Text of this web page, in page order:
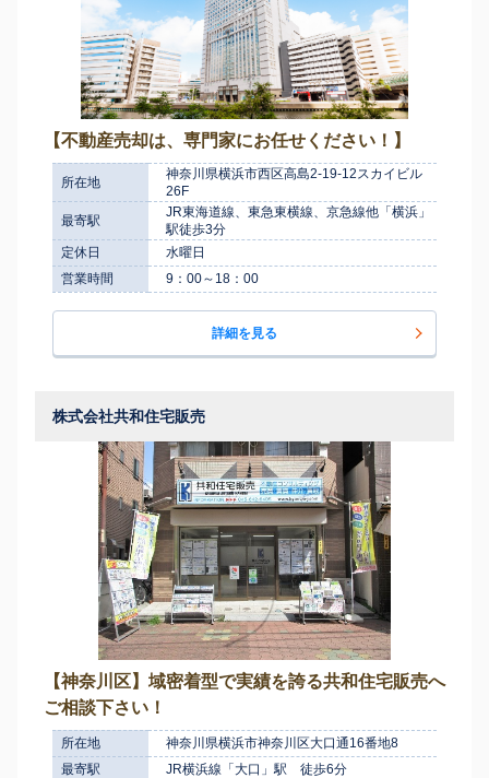
【不動産売却は、専門家にお任せください！】
所在地
神奈川県横浜市西区高島2-19-12スカイビル
26F
最寄駅
JR東海道線、東急東横線、京急線他「横浜」
駅徒歩3分
定休日
水曜日
営業時間
9：00～18：00
詳細を見る
株式会社共和住宅販売
【神奈川区】域密着型で実績を誇る共和住宅販売へ
ご相談下さい！
所在地
神奈川県横浜市神奈川区大口通16番地8
最寄駅
JR横浜線「大口」駅 徒歩6分